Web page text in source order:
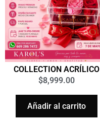
COLLECTION ACRÍLICO
$8,999.00
Añadir al carrito